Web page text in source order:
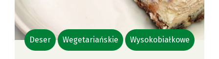
Deser Wegetariańskie Wysokobiałkowe